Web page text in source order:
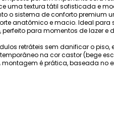
uma textura tátil sofisticada e
o sistema de conforto premium
anatômico e macio. Ideal para
para momentos de lazer e
retráteis sem danificar o piso,
na cor castor (bege
é prática, baseada no